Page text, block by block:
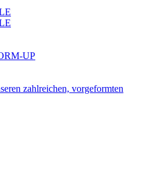
UP
zahlreichen, vorgeformten